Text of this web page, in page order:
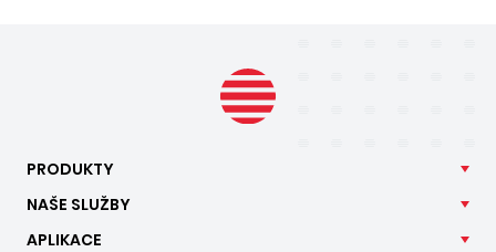
PRODUKTY
NAŠE SLUŽBY
APLIKACE